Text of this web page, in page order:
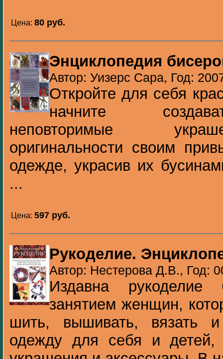
Цена: 80 pуб.
Энциклопедия
Автор: Уизерс Сара, Год:
Откройте для себя
начните
неповторимые
оригинальности своим
одежде, украсив их
...
Цена: 597 pуб.
Рукоделие.
Автор: Нестерова Д.В., Год:
Издавна рукоделие
занятием женщин,
шить, вышивать, вязать и
одежду для себя и детей,